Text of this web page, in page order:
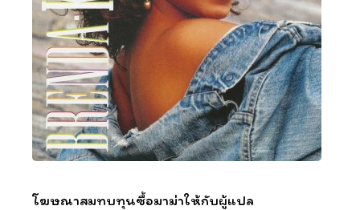
โฆษณาสมทบทุนซื้อมาม่าให้กับผู้แปล